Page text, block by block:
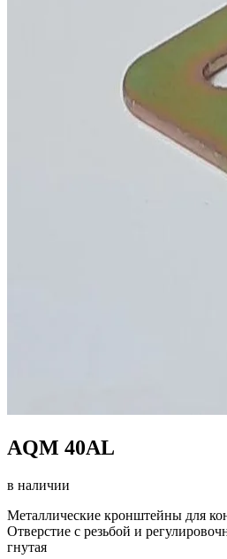
AQM 40AL
в наличии
Металлические кронштейны для
Отверстие с резьбой и
гнутая